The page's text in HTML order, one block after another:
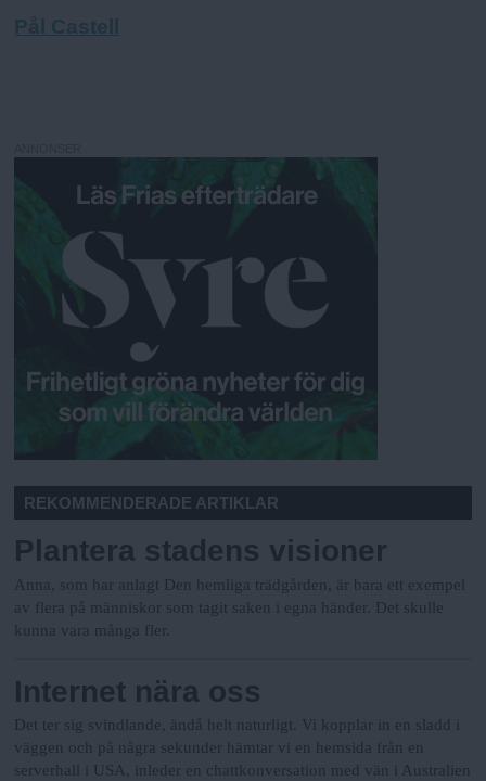
Pål Castell
REKOMMENDERADE ARTIKLAR
Plantera stadens visioner
Anna, som har anlagt Den hemliga trädgården, är bara ett exempel
av flera på människor som tagit saken i egna händer. Det skulle
kunna vara många fler.
Internet nära oss
Det ter sig svindlande, ändå helt naturligt. Vi kopplar in en sladd i
väggen och på några sekunder hämtar vi en hemsida från en
serverhall i USA, inleder en chattkonversation med vän i Australien